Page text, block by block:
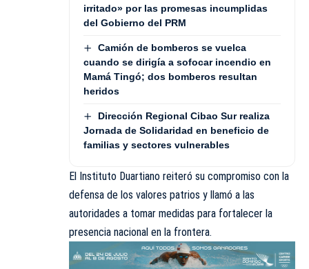
irritado» por las promesas incumplidas
del Gobierno del PRM
Camión de bomberos se vuelca
cuando se dirigía a sofocar incendio en
Mamá Tingó; dos bomberos resultan
heridos
Dirección Regional Cibao Sur realiza
Jornada de Solidaridad en beneficio de
familias y sectores vulnerables
El Instituto Duartiano reiteró su compromiso con la
defensa de los valores patrios y llamó a las
autoridades a tomar medidas para fortalecer la
presencia nacional en la frontera.